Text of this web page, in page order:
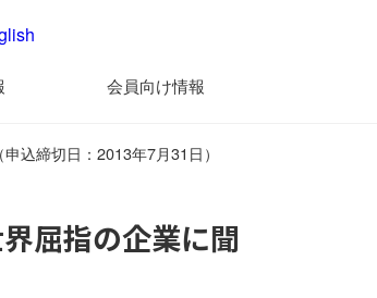
会員向け情報
込締切日：2013年7月31日）
屈指の企業に聞